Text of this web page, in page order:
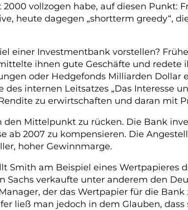
vollzogen habe, auf diesen Punkt:
heute dagegen „shortterm greedy“,
einer Investmentbank vorstellen?
ihnen gute Geschäfte und redete
oder Hedgefonds Milliarden
internen Leitsatzes „Das Interesse
zu erwirtschaften und daran mit
Mittelpunkt zu rücken. Die Bank
ab 2007 zu kompensieren. Die
hoher Gewinnmarge.
Smith am Beispiel eines Wertpapieres
Sachs verkaufte unter anderem den
der das Wertpapier für die
ließ man jedoch in dem Glauben,